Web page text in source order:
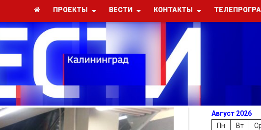
ПРОЕКТЫ ВЕСТИ КОНТАКТЫ
Август 2026
Пн
Вт